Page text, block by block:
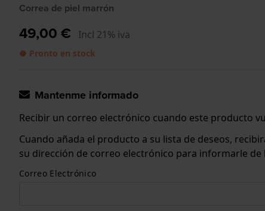
Correa de piel marrón
49,00 € Incl 21% iva
● Pronto en stock
Mantenme informado
Recibir un correo electrónico cuando este producto
Cuando añada el producto a su lista de deseos,
su dirección de correo electrónico para informarle
Correo Electrónico